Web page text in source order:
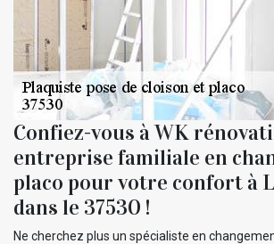
Confiez-vous à WK
entreprise familiale en
placo pour votre confort à
dans le 37530 !
Ne cherchez plus un spécialiste en